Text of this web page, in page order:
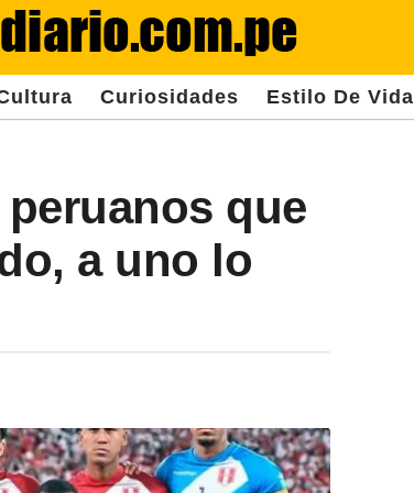
Curiosidades Estilo De Vida
que
a uno lo